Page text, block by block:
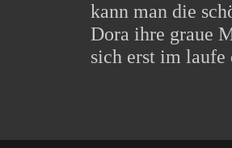
kann man die
Dora ihre graue
sich erst im laufe